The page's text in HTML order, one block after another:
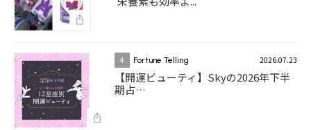
4 Fortune Telling 2026.07.23
【開運ビューティ】Skyの2026年下半
期占…